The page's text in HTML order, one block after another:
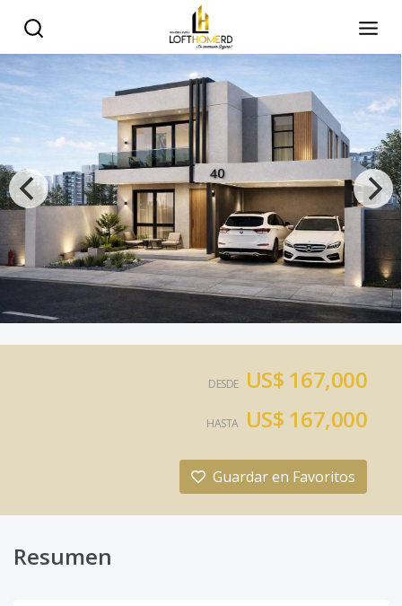
DESDE US$ 167,000
HASTA US$ 167,000
Guardar en Favoritos
Resumen